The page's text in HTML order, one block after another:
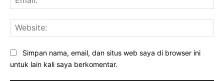
Simpan nama, email, dan situs web saya di browser ini
untuk lain kali saya berkomentar.